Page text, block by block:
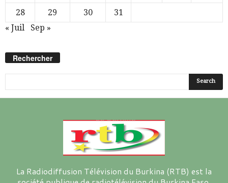
28
29 30
31
« Juil
Sep »
Rechercher
La Radiodiffusion Télévision du Burkina (RTB) est la